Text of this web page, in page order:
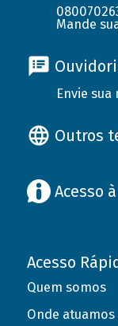
Mande
Envie sua
Outros
Acesso
Acesso
Quem somos
Onde atuamos